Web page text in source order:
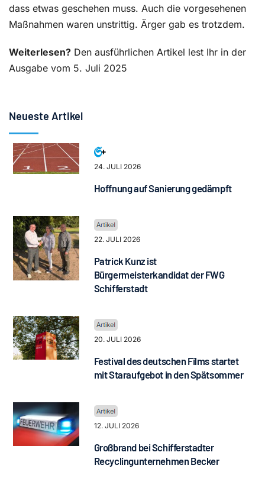
dass etwas geschehen muss. Auch die vorgesehenen
Maßnahmen waren unstrittig. Ärger gab es trotzdem.
Weiterlesen? Den ausführlichen Artikel lest Ihr in der
Ausgabe vom 5. Juli 2025
Neueste Artikel
24. JULI 2026
Hoffnung auf Sanierung gedämpft
22. JULI 2026
Patrick Kunz ist
Bürgermeisterkandidat der FWG
Schifferstadt
20. JULI 2026
Festival des deutschen Films startet
mit Staraufgebot in den Spätsommer
12. JULI 2026
Großbrand bei Schifferstadter
Recyclingunternehmen Becker